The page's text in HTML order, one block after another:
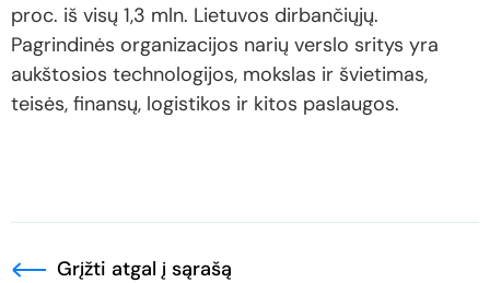
proc. iš visų 1,3 mln. Lietuvos dirbančiųjų.
Pagrindinės organizacijos narių verslo sritys yra
aukštosios technologijos, mokslas ir švietimas,
teisės, finansų, logistikos ir kitos paslaugos.
Grįžti atgal į sąrašą